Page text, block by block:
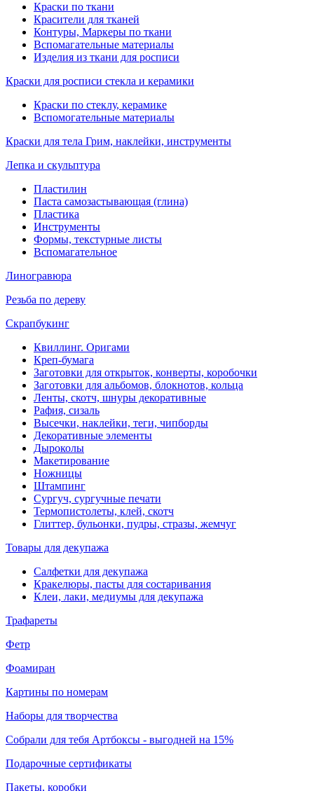
Краски по ткани
Красители для тканей
Контуры, Маркеры по ткани
Вспомагательные материалы
Изделия из ткани для росписи
Краски для росписи стекла и керамики
Краски по стеклу, керамике
Вспомогательные материалы
Краски для тела Грим, наклейки, инструменты
Лепка и скульптура
Пластилин
Паста самозастывающая (глина)
Пластика
Инструменты
Формы, текстурные листы
Вспомагательное
Линогравюра
Резьба по дереву
Скрапбукинг
Квиллинг. Оригами
Креп-бумага
Заготовки для открыток, конверты, коробочки
Заготовки для альбомов, блокнотов, кольца
Ленты, скотч, шнуры декоративные
Рафия, сизаль
Высечки, наклейки, теги, чипборды
Декоративные элементы
Дыроколы
Макетирование
Ножницы
Штампинг
Сургуч, сургучные печати
Термопистолеты, клей, скотч
Глиттер, бульонки, пудры, стразы, жемчуг
Товары для декупажа
Салфетки для декупажа
Кракелюры, пасты для состаривания
Клеи, лаки, медиумы для декупажа
Трафареты
Фетр
Фоамиран
Картины по номерам
Наборы для творчества
Собрали для тебя Артбоксы - выгодней на 15%
Подарочные сертификаты
Пакеты, коробки